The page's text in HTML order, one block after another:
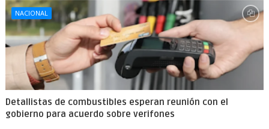
NACIONAL
Detallistas de combustibles esperan reunión con el
gobierno para acuerdo sobre verifones